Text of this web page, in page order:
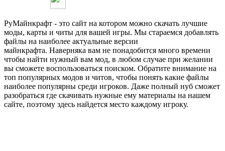
РуМайнкрафт - это сайт на котором можно скачать лучшие
моды, карты и читы для вашей игры. Мы стараемся добавлять
файлы на наиболее актуальные версии
майнкрафта. Наверняка вам не понадобится много времени
чтобы найти нужный вам мод, в любом случае при желании
вы сможете воспользоваться поиском. Обратите внимание на
топ популярных модов и читов, чтобы понять какие файлы
наиболее популярны среди игроков. Даже полный нуб сможет
разобраться где скачивать нужные ему материалы на нашем
сайте, поэтому здесь найдется место каждому игроку.